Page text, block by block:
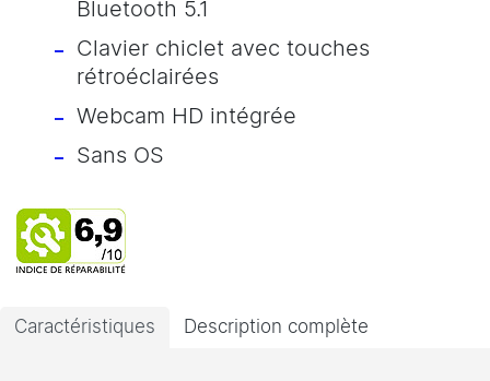
Bluetooth 5.1
Clavier chiclet avec touches
rétroéclairées
Webcam HD intégrée
Sans OS
Caractéristiques Description complète